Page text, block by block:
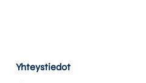
Yhteystiedot